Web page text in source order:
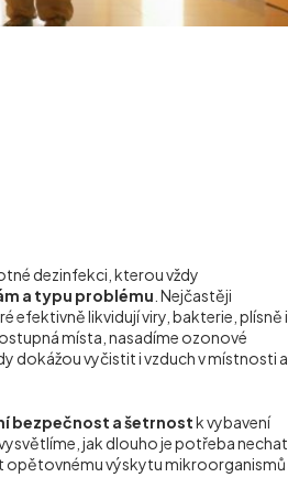
dezinfekci, kterou vždy
a typu problému . Nejčastěji
efektivně likvidují viry, bakterie, plísně i
místa, nasadíme ozonové
dokážou vyčistit i vzduch v místnosti a
bezpečnost a šetrnostk vybavení
jak dlouho je potřeba nechat
opětovnému výskytu mikroorganismů